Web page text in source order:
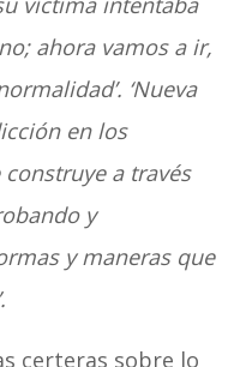
ahora vamos a ir,
‘Nueva
en los
a través
y
y maneras que
certeras sobre lo